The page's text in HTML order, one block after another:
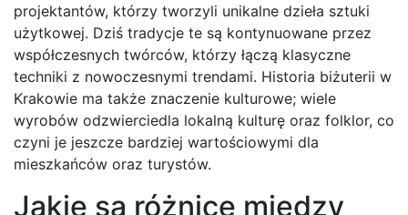
projektantów, którzy tworzyli unikalne dzieła sztuki
użytkowej. Dziś tradycje te są kontynuowane przez
współczesnych twórców, którzy łączą klasyczne
techniki z nowoczesnymi trendami. Historia biżuterii w
Krakowie ma także znaczenie kulturowe; wiele
wyrobów odzwierciedla lokalną kulturę oraz folklor, co
czyni je jeszcze bardziej wartościowymi dla
mieszkańców oraz turystów.
Jakie są różnice między